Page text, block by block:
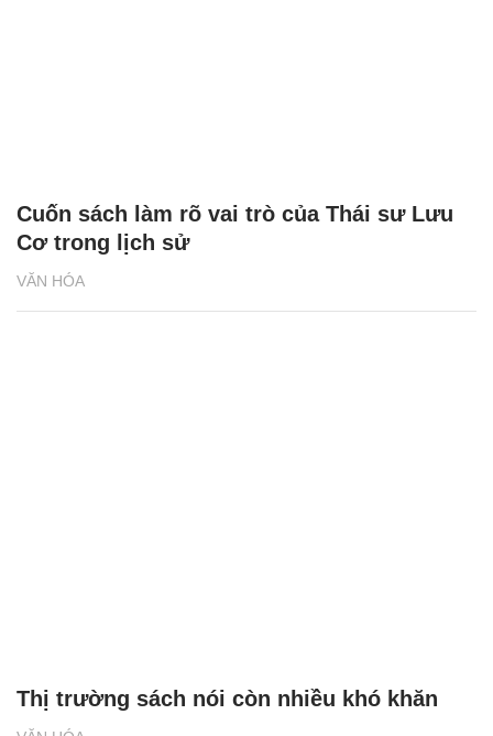
VĂN HÓA
Cuốn sách làm rõ vai trò của Thái sư Lưu
Cơ trong lịch sử
Thị trường sách nói còn nhiều khó khăn